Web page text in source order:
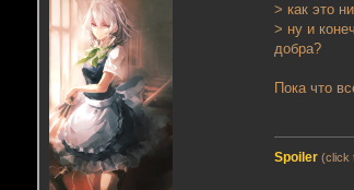
> как это
> ну и
добра?
Пока что
Spoiler (click